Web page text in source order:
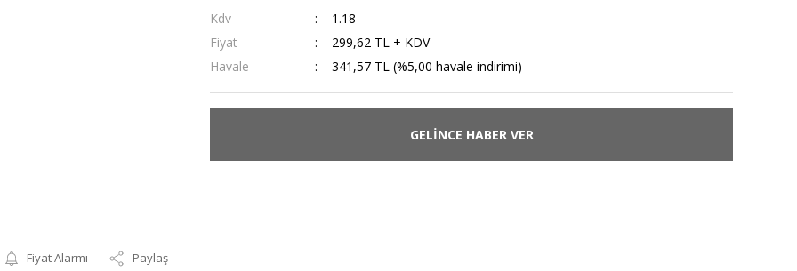
Fiyat Alarmı Paylaş
Kdv
1.18
Fiyat
299,62 TL + KDV
Havale
341,57 TL (%5,00 havale indirimi)
GELİNCE HABER VER